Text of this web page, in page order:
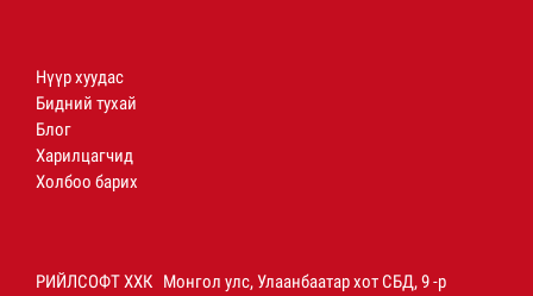
Нүүр хуудас
Бидний тухай
Блог
Харилцагчид
Холбоо барих
РИЙЛСОФТ ХХК Монгол улс, Улаанбаатар хот СБД, 9 -р